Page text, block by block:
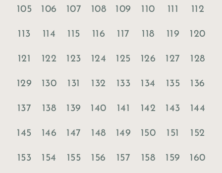
105 106 107 108 109 110 111 112
113 114 115 116 117 118 119 120
121 122 123 124 125 126 127 128
129 130 131 132 133 134 135 136
137 138 139 140 141 142 143 144
145 146 147 148 149 150 151 152
153 154 155 156 157 158 159 160